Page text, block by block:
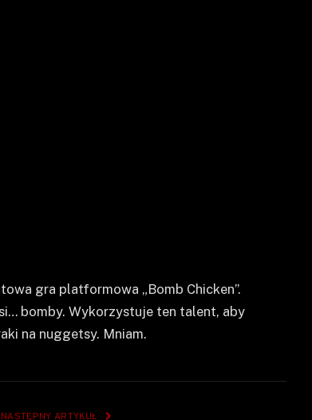
gra platformowa „Bomb Chicken”.
bomby. Wykorzystuje ten talent, aby
na nuggetsy. Mniam.
NASTĘPNY ARTYKUŁ